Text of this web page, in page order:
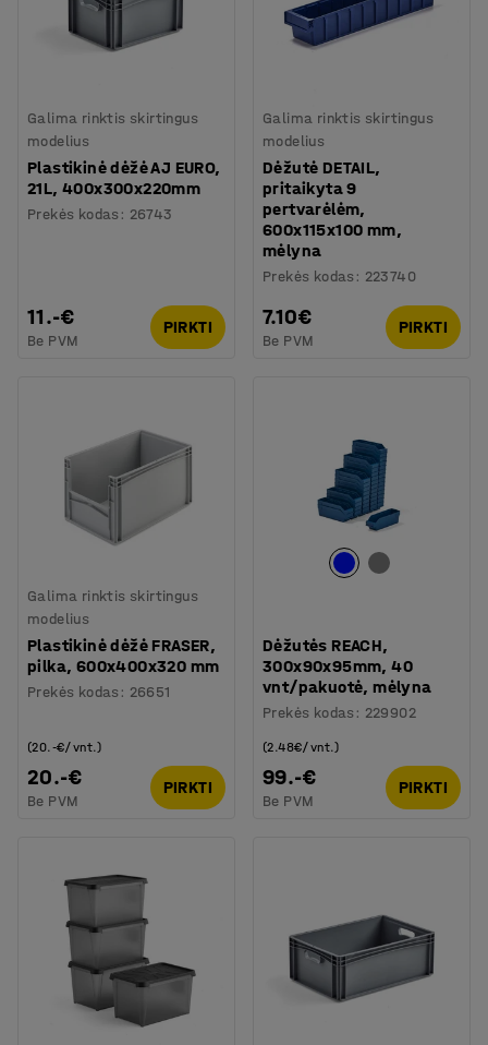
Galima rinktis skirtingus
modelius
Plastikinė dėžė AJ EURO,
21L, 400x300x220mm
Prekės kodas : 26743
11.-€
Be PVM
PIRKTI
Galima rinktis skirtingus
modelius
Dėžutė DETAIL,
pritaikyta 9
pertvarėlėm,
600x115x100 mm,
mėlyna
Prekės kodas : 223740
7.10€
Be PVM
PIRKTI
Galima rinktis skirtingus
modelius
Plastikinė dėžė FRASER,
pilka, 600x400x320 mm
Prekės kodas : 26651
20.-€
(20.-€/vnt.)
Be PVM
PIRKTI
Dėžutės REACH,
300x90x95mm, 40
vnt/pakuotė, mėlyna
Prekės kodas : 229902
99.-€
(2.48€/vnt.)
Be PVM
PIRKTI